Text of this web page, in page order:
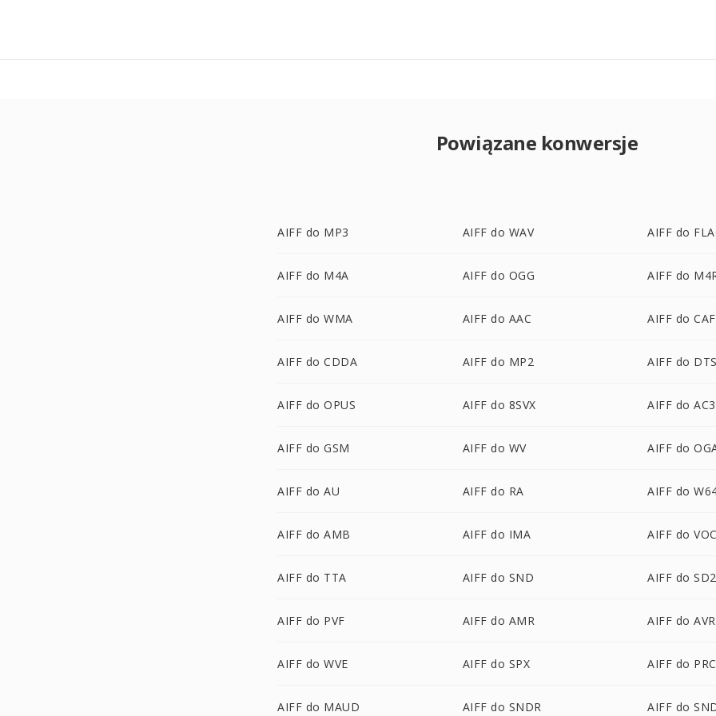
Powiązane konwersje
AIFF do MP3 AIFF do WAV AIFF do
AIFF do M4A AIFF do OGG AIFF do
AIFF do WMA AIFF do AAC AIFF do CAF
AIFF do CDDA AIFF do MP2 AIFF do
AIFF do OPUS AIFF do 8SVX AIFF do AC3
AIFF do GSM AIFF do WV AIFF do
AIFF do AU AIFF do RA AIFF do
AIFF do AMB AIFF do IMA AIFF do
AIFF do TTA AIFF do SND AIFF do SD2
AIFF do PVF AIFF do AMR AIFF do AVR
AIFF do WVE AIFF do SPX AIFF do PRC
AIFF do MAUD AIFF do SNDR AIFF do